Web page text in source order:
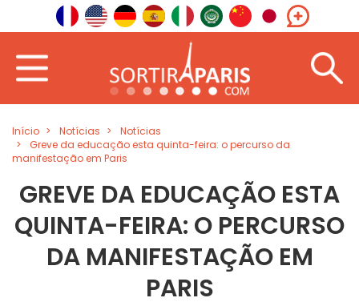
Início Notícias
Notícias
Greve da educação esta quinta-feira: o percurso da
manifestação em Paris
GREVE DA EDUCAÇÃO ESTA
QUINTA-FEIRA: O PERCURSO
DA MANIFESTAÇÃO EM
PARIS